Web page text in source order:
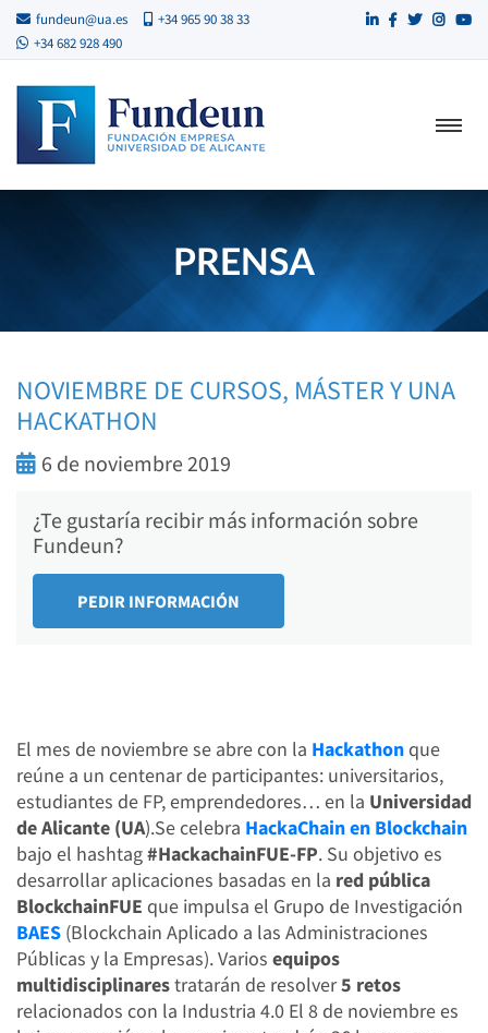
fundeun@ua.es
+34 965 90 38 33
+34 682 928 490
PRENSA
NOVIEMBRE DE CURSOS, MÁSTER Y UNA
HACKATHON
6 de noviembre 2019
¿Te gustaría recibir más información sobre
Fundeun?
El mes de noviembre se abre con la Hackathonque
reúne a un centenar de participantes: universitarios,
estudiantes de FP, emprendedores… en la Universidad
de Alicante (UA).Se celebra HackaChain en Blockchain
bajo el hashtag#HackachainFUE-FP. Su objetivo es
desarrollar aplicaciones basadas en la red pública
BlockchainFUE que impulsa el Grupo de Investigación
BAES (Blockchain Aplicado a las Administraciones
Públicas y la Empresas). Varios equipos
multidisciplinarestratarán de resolver5 retos
relacionados con la Industria 4.0 El 8 de noviembre es